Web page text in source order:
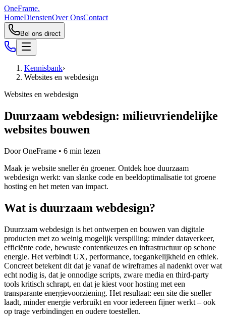
OneFrame.
HomeDienstenOver OnsContact
Bel ons direct
Kennisbank›
Websites en webdesign
Websites en webdesign
Duurzaam webdesign: milieuvriendelijke
websites bouwen
DoorOneFrame • 6 min lezen
Maak je website sneller én groener. Ontdek hoe duurzaam
webdesign werkt: van slanke code en beeldoptimalisatie tot groene
hosting en het meten van impact.
Wat is duurzaam webdesign?
Duurzaam webdesign is het ontwerpen en bouwen van digitale
producten met zo weinig mogelijk verspilling: minder dataverkeer,
efficiënte code, bewuste contentkeuzes en infrastructuur op schone
energie. Het verbindt UX, performance, toegankelijkheid en ethiek.
Concreet betekent dit dat je vanaf de wireframes al nadenkt over wat
echt nodig is, dat je onnodige scripts, zware media en third‑party
tools kritisch schrapt, en dat je kiest voor hosting met een
transparante energievoorziening. Het resultaat: een site die sneller
laadt, minder energie verbruikt en voor iedereen fijner werkt – ook
op trage verbindingen en oudere toestellen.